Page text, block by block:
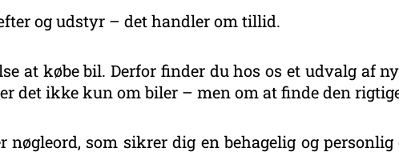
og udstyr – det handler om tillid.
at købe bil. Derfor finder du hos os et udvalg af
det ikke kun om biler – men om at finde den
som sikrer dig en behagelig og